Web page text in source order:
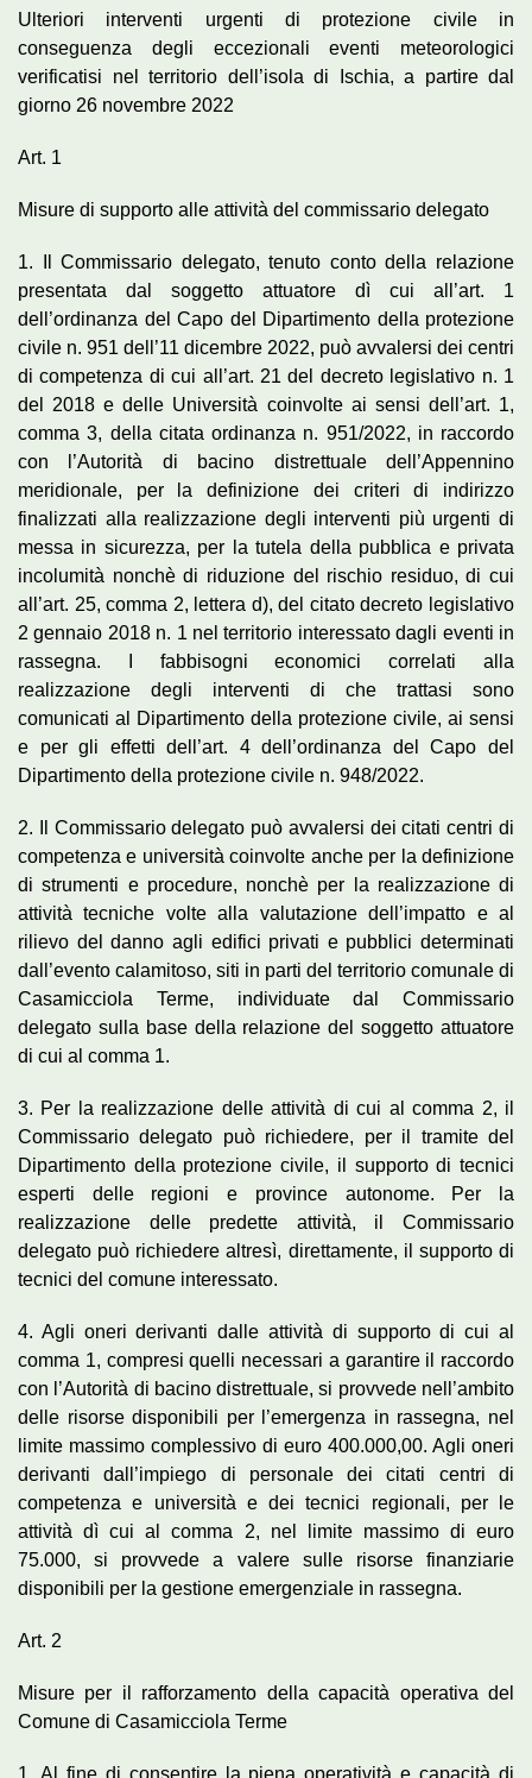
Ulteriori interventi urgenti di protezione civile in
conseguenza degli eccezionali eventi meteorologici
verificatisi nel territorio dell’isola di Ischia, a partire dal
giorno 26 novembre 2022
Art. 1
Misure di supporto alle attività del commissario delegato
1. Il Commissario delegato, tenuto conto della relazione
presentata dal soggetto attuatore dì cui all’art. 1
dell’ordinanza del Capo del Dipartimento della protezione
civile n. 951 dell’11 dicembre 2022, può avvalersi dei centri
di competenza di cui all’art. 21 del decreto legislativo n. 1
del 2018 e delle Università coinvolte ai sensi dell’art. 1,
comma 3, della citata ordinanza n. 951/2022, in raccordo
con l’Autorità di bacino distrettuale dell’Appennino
meridionale, per la definizione dei criteri di indirizzo
finalizzati alla realizzazione degli interventi più urgenti di
messa in sicurezza, per la tutela della pubblica e privata
incolumità nonchè di riduzione del rischio residuo, di cui
all’art. 25, comma 2, lettera d), del citato decreto legislativo
2 gennaio 2018 n. 1 nel territorio interessato dagli eventi in
rassegna. I fabbisogni economici correlati alla
realizzazione degli interventi di che trattasi sono
comunicati al Dipartimento della protezione civile, ai sensi
e per gli effetti dell’art. 4 dell’ordinanza del Capo del
Dipartimento della protezione civile n. 948/2022.
2. Il Commissario delegato può avvalersi dei citati centri di
competenza e università coinvolte anche per la definizione
di strumenti e procedure, nonchè per la realizzazione di
attività tecniche volte alla valutazione dell’impatto e al
rilievo del danno agli edifici privati e pubblici determinati
dall’evento calamitoso, siti in parti del territorio comunale di
Casamicciola Terme, individuate dal Commissario
delegato sulla base della relazione del soggetto attuatore
di cui al comma 1.
3. Per la realizzazione delle attività di cui al comma 2, il
Commissario delegato può richiedere, per il tramite del
Dipartimento della protezione civile, il supporto di tecnici
esperti delle regioni e province autonome. Per la
realizzazione delle predette attività, il Commissario
delegato può richiedere altresì, direttamente, il supporto di
tecnici del comune interessato.
4. Agli oneri derivanti dalle attività di supporto di cui al
comma 1, compresi quelli necessari a garantire il raccordo
con l’Autorità di bacino distrettuale, si provvede nell’ambito
delle risorse disponibili per l’emergenza in rassegna, nel
limite massimo complessivo di euro 400.000,00. Agli oneri
derivanti dall’impiego di personale dei citati centri di
competenza e università e dei tecnici regionali, per le
attività dì cui al comma 2, nel limite massimo di euro
75.000, si provvede a valere sulle risorse finanziarie
disponibili per la gestione emergenziale in rassegna.
Art. 2
Misure per il rafforzamento della capacità operativa del
Comune di Casamicciola Terme
1. Al fine di consentire la piena operatività e capacità di